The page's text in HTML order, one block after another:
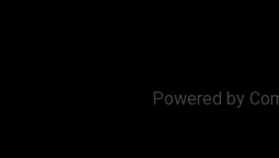
Powered by